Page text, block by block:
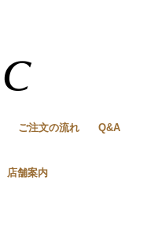
ご注文の流れ Q&A
店舗案内